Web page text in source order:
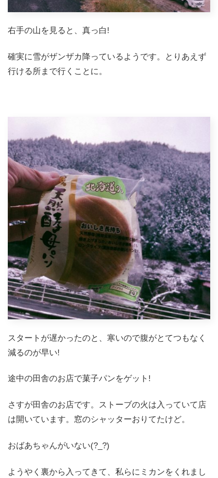
右手の山を見ると、真っ白!
確実に雪がザンザカ降っているようです。とりあえず
行ける所まで行くことに。
スタートが遅かったのと、寒いので腹がとてつもなく
減るのが早い!
途中の田舎のお店で菓子パンをゲット!
さすが田舎のお店です。ストーブの火は入っていて店
は開いています。窓のシャッターおりてたけど。
おばあちゃんがいない(?_?)
ようやく裏から入ってきて、私らにミカンをくれまし